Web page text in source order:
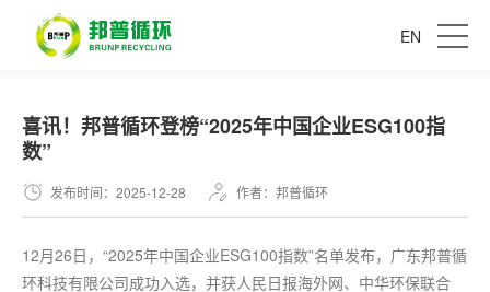
EN
​喜讯！邦普循环登榜“2025年中国企业ESG100指
数”
发布时间：2025-12-28 作者：邦普循环
12月26日，“2025年中国企业ESG100指数”名单发布，广东邦普循
环科技有限公司成功入选，并获人民日报海外网、中华环保联合